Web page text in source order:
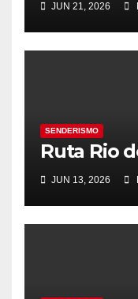
JUN 21, 2026
SENDERISMO
Ruta Rio
JUN 13, 2026